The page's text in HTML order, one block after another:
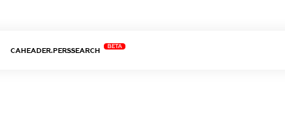
CAHEADER.PERSSEARCH
BETA